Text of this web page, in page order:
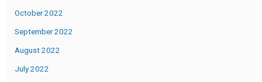
October 2022
September 2022
August 2022
July 2022